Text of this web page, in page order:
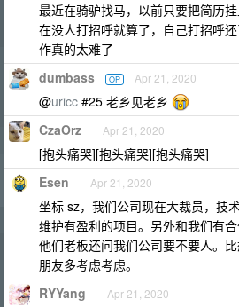
最近在骑驴找马，以前只要把简历
在没人打招呼就算了，自己打招呼
作真的太难了
dumbass OP Apr 21, 2020
@uricc #25 老乡见老乡
CzaOrz Apr 21, 2020
[抱头痛哭][抱头痛哭][抱头痛哭]
Esen Apr 21, 2020
坐标 sz，我们公司现在大裁员，技
维护有盈利的项目。另外和我们有合
他们老板还问我们公司要不要人。
朋友多考虑考虑。
RYYang Apr 21, 2020